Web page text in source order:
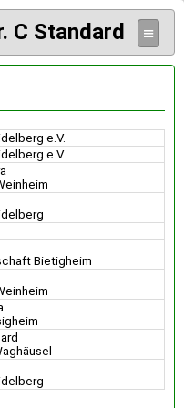
C Standard ≡
e.V.
e.V.
Bietigheim